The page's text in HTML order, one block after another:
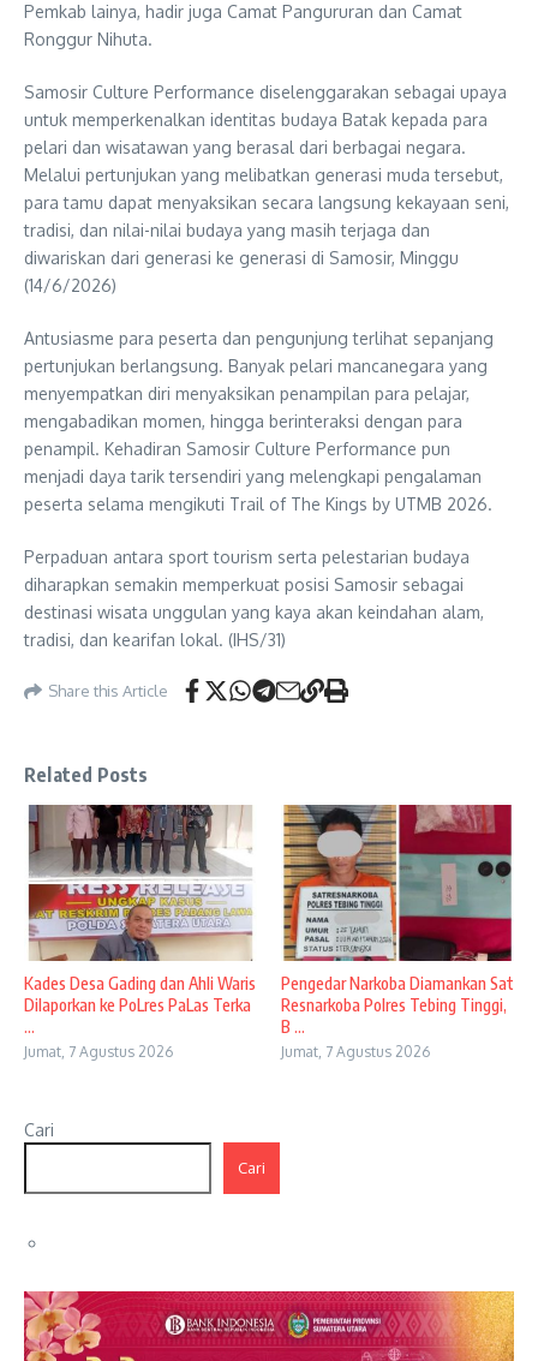
Pemkab lainya, hadir juga Camat Pangururan dan Camat
Ronggur Nihuta.
Samosir Culture Performance diselenggarakan sebagai upaya
untuk memperkenalkan identitas budaya Batak kepada para
pelari dan wisatawan yang berasal dari berbagai negara.
Melalui pertunjukan yang melibatkan generasi muda tersebut,
para tamu dapat menyaksikan secara langsung kekayaan seni,
tradisi, dan nilai-nilai budaya yang masih terjaga dan
diwariskan dari generasi ke generasi di Samosir, Minggu
(14/6/2026)
Antusiasme para peserta dan pengunjung terlihat sepanjang
pertunjukan berlangsung. Banyak pelari mancanegara yang
menyempatkan diri menyaksikan penampilan para pelajar,
mengabadikan momen, hingga berinteraksi dengan para
penampil. Kehadiran Samosir Culture Performance pun
menjadi daya tarik tersendiri yang melengkapi pengalaman
peserta selama mengikuti Trail of The Kings by UTMB 2026.
Perpaduan antara sport tourism serta pelestarian budaya
diharapkan semakin memperkuat posisi Samosir sebagai
destinasi wisata unggulan yang kaya akan keindahan alam,
tradisi, dan kearifan lokal. (IHS/31)
Share this Article
Related Posts
Kades Desa Gading dan Ahli Waris
Dilaporkan ke PoLres PaLas Terka
...
Jumat, 7 Agustus 2026
Pengedar Narkoba Diamankan Sat
Resnarkoba Polres Tebing Tinggi,
B ...
Jumat, 7 Agustus 2026
Cari
Cari